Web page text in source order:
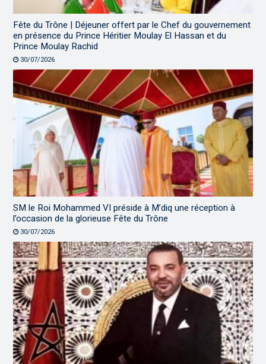
Fête du Trône | Déjeuner offert par le Chef du gouvernement
en présence du Prince Héritier Moulay El Hassan et du
Prince Moulay Rachid
30/07/2026
SM le Roi Mohammed VI préside à M’diq une réception à
l’occasion de la glorieuse Fête du Trône
30/07/2026